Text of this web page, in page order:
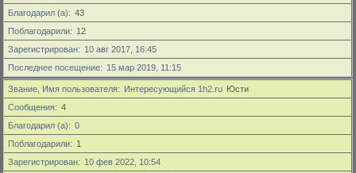
Благодарил (а)
43
Поблагодарили
12
Зарегистрирован
10 авг 2017, 16:45
Последнее посещение
15 мар 2019, 11:15
Звание, Имя пользователя Интересующийся 1h2.ru Юсти
Сообщения
4
Благодарил (а)
0
Поблагодарили
1
Зарегистрирован
10 фев 2022, 10:54